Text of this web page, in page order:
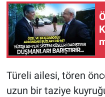
Türeli ailesi, tören
uzun bir taziye